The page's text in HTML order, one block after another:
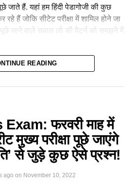
हैं. यहां हम हिंदी पेडागोजी की कुछ
रहे हैं जोकि सीटेट परीक्षा में शामिल होने जा
में पूछे जाने वाले सवाल लो की पैटर्न को समझने में
July 2023 के लिए प्रैक्टिस सेट, प्रीवियस
भाषा शिक्षण शास्त्र’(Hindi
पूछे जाते रहे हैं और आगे भी उनके पूछे जाने
अभ्यर्थियों को इन प्रश्नों का अध्ययन परीक्षा
है।
July Exam 2023 Hindi
Questions
READING
फरवरी माह में
मुख्य परीक्षा पूछे जाएंगे
से जुड़े कुछ ऐसे प्रश्न!
ago on November 10, 2022